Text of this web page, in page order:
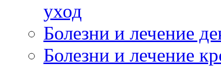
уход
Болезни и лечение
Болезни и лечение